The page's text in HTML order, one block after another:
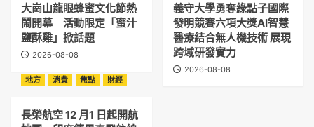
大崗山龍眼蜂蜜文化節熱
鬧開幕 活動限定「蜜汁
鹽酥雞」掀話題
2026-08-08
義守大學勇奪綠點子國際
發明競賽六項大獎AI智慧
醫療結合無人機技術 展現
跨域研發實力
2026-08-08
地方
消費 焦點 財經
長榮航空 12 月1 日起開航